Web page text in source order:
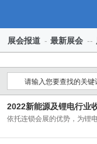
展会报道 - 最新展会 --
2022新能源及锂电行
依托连锁会展的优势，为锂